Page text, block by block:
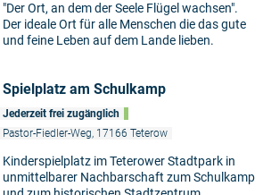
"Der Ort, an dem der Seele Flügel wachsen".
Der ideale Ort für alle Menschen die das gute
und feine Leben auf dem Lande lieben.
Spielplatz am Schulkamp
Jederzeit frei zugänglich
Pastor-Fiedler-Weg, 17166 Teterow
Kinderspielplatz im Teterower Stadtpark in
unmittelbarer Nachbarschaft zum Schulkamp